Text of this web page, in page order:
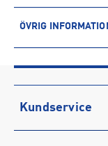
ÖVRIG
Produktnummer:
Leverantörens
Artikelnummer:
Kundservice